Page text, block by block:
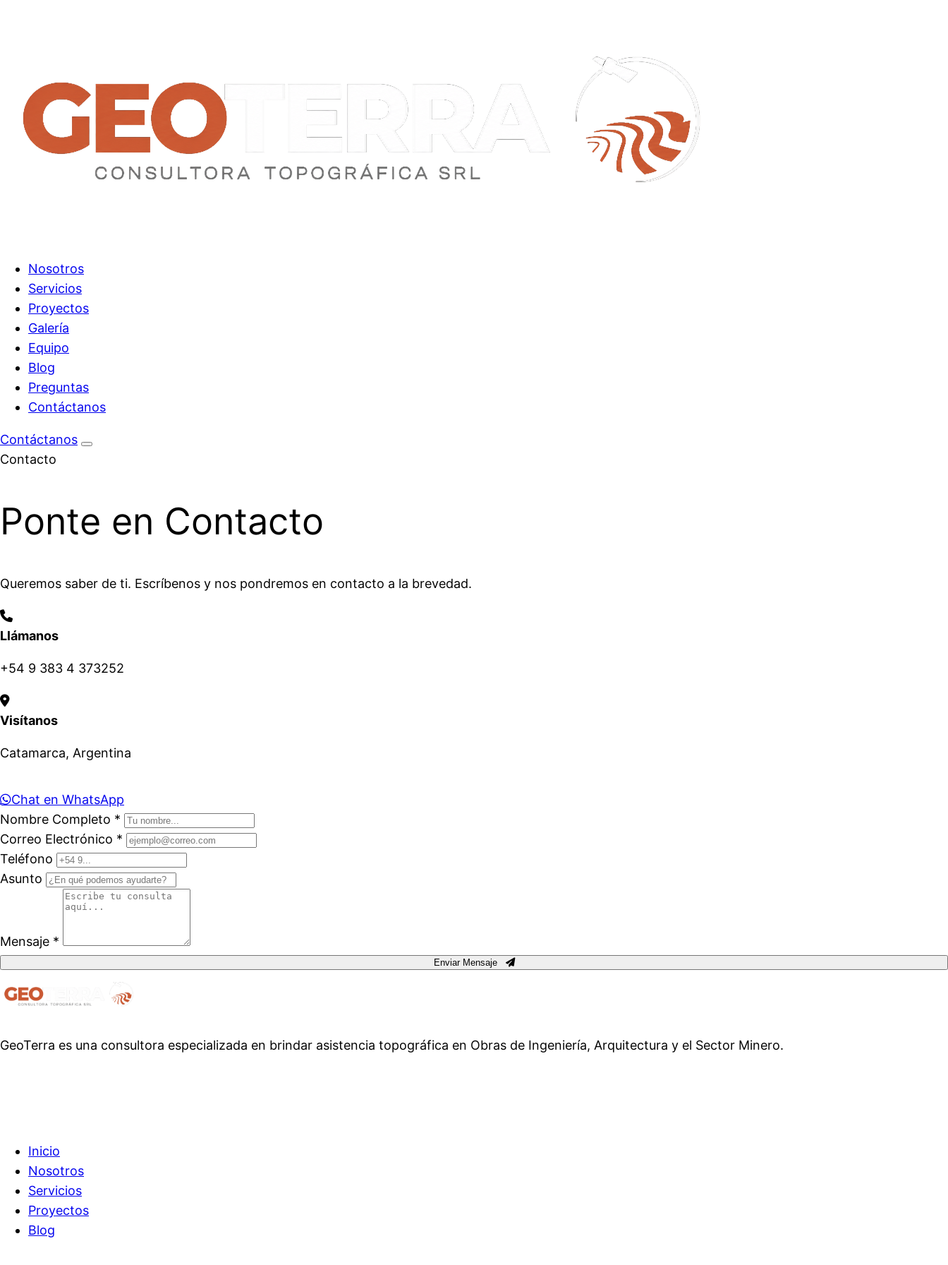
Nosotros
Servicios
Proyectos
Galería
Equipo
Blog
Preguntas
Contáctanos
Contáctanos
Contacto
Ponte en Contacto
Queremos saber de ti. Escríbenos y nos pondremos en contacto a la brevedad.
Llámanos
+54 9 383 4 373252
Visítanos
Catamarca, Argentina
Chat en WhatsApp
Nombre Completo *
Correo Electrónico *
Teléfono
Asunto
Mensaje *
Enviar Mensaje
GeoTerra es una consultora especializada en brindar asistencia topográfica en Obras de Ingeniería, Arquitectura y el Sector Minero.
Inicio
Nosotros
Servicios
Proyectos
Blog